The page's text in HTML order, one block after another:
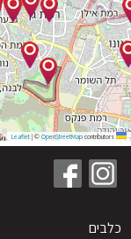
|©OpenStreetMap